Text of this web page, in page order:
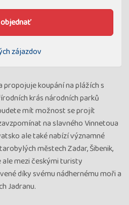
objednať
zájazdov
koupání na plážích s
krás národních parků
mít možnost se projít
na slavného Vinnetoua
ale také nabízí významné
městech Zadar, Šibenik,
mezi českými turisty
díky svému nádhernému moři a
Jadranu.